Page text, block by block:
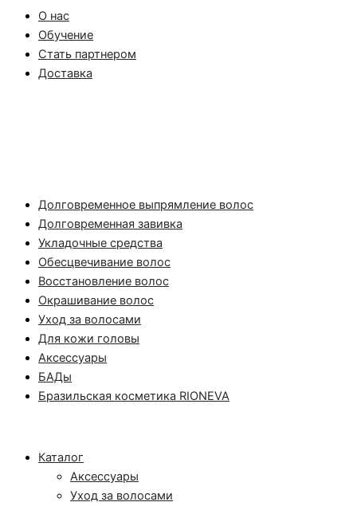
О нас
Обучение
Стать партнером
Доставка
Долговременное выпрямление волос
Долговременная завивка
Укладочные средства
Обесцвечивание волос
Восстановление волос
Окрашивание волос
Уход за волосами
Для кожи головы
Аксессуары
БАДы
Бразильская косметика RIONEVA
Каталог
Аксессуары
Уход за волосами